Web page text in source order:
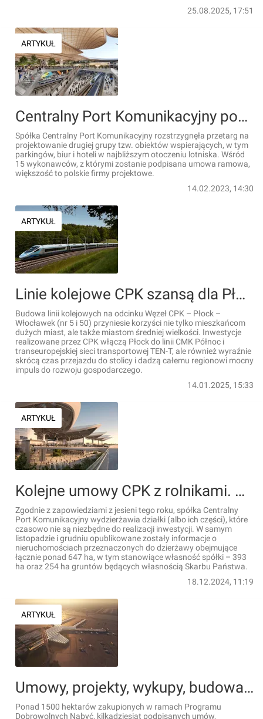
25.08.2025, 17:51
ARTYKUŁ
Centralny Port Komunikacyjny podpisał umowy na projekty parkingów, biur i hoteli
Spółka Centralny Port Komunikacyjny rozstrzygnęła przetarg na
projektowanie drugiej grupy tzw. obiektów wspierających, w tym
parkingów, biur i hoteli w najbliższym otoczeniu lotniska. Wśród
15 wykonawców, z którymi zostanie podpisana umowa ramowa,
większość to polskie firmy projektowe.
14.02.2023, 14:30
ARTYKUŁ
Linie kolejowe CPK szansą dla Płocka
Budowa linii kolejowych na odcinku Węzeł CPK – Płock –
Włocławek (nr 5 i 50) przyniesie korzyści nie tylko mieszkańcom
dużych miast, ale także miastom średniej wielkości. Inwestycje
realizowane przez CPK włączą Płock do linii CMK Północ i
transeuropejskiej sieci transportowej TEN-T, ale również wyraźnie
skrócą czas przejazdu do stolicy i dadzą całemu regionowi mocny
impuls do rozwoju gospodarczego.
14.01.2025, 15:33
ARTYKUŁ
Kolejne umowy CPK z rolnikami. Do wydzierżawienia trafiło już niemal 650 ha
Zgodnie z zapowiedziami z jesieni tego roku, spółka Centralny
Port Komunikacyjny wydzierżawia działki (albo ich części), które
czasowo nie są niezbędne do realizacji inwestycji. W samym
listopadzie i grudniu opublikowane zostały informacje o
nieruchomościach przeznaczonych do dzierżawy obejmujące
łącznie ponad 647 ha, w tym stanowiące własność spółki – 393
ha oraz 254 ha gruntów będących własnością Skarbu Państwa.
18.12.2024, 11:19
ARTYKUŁ
Umowy, projekty, wykupy, budowa. Oto, co w tym roku dzieje się w Programie CPK
Ponad 1500 hektarów zakupionych w ramach Programu
Dobrowolnych Nabyć, kilkadziesiąt podpisanych umów,